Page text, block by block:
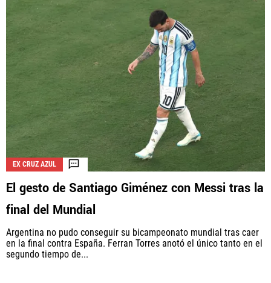
EX CRUZ AZUL
El gesto de Santiago Giménez con Messi tras la
final del Mundial
Argentina no pudo conseguir su bicampeonato mundial tras caer
en la final contra España. Ferran Torres anotó el único tanto en el
segundo tiempo de...